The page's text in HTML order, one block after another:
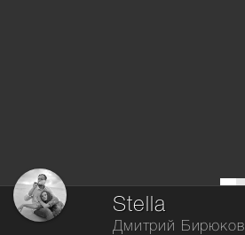
Stella
Дмитрий Бирюков